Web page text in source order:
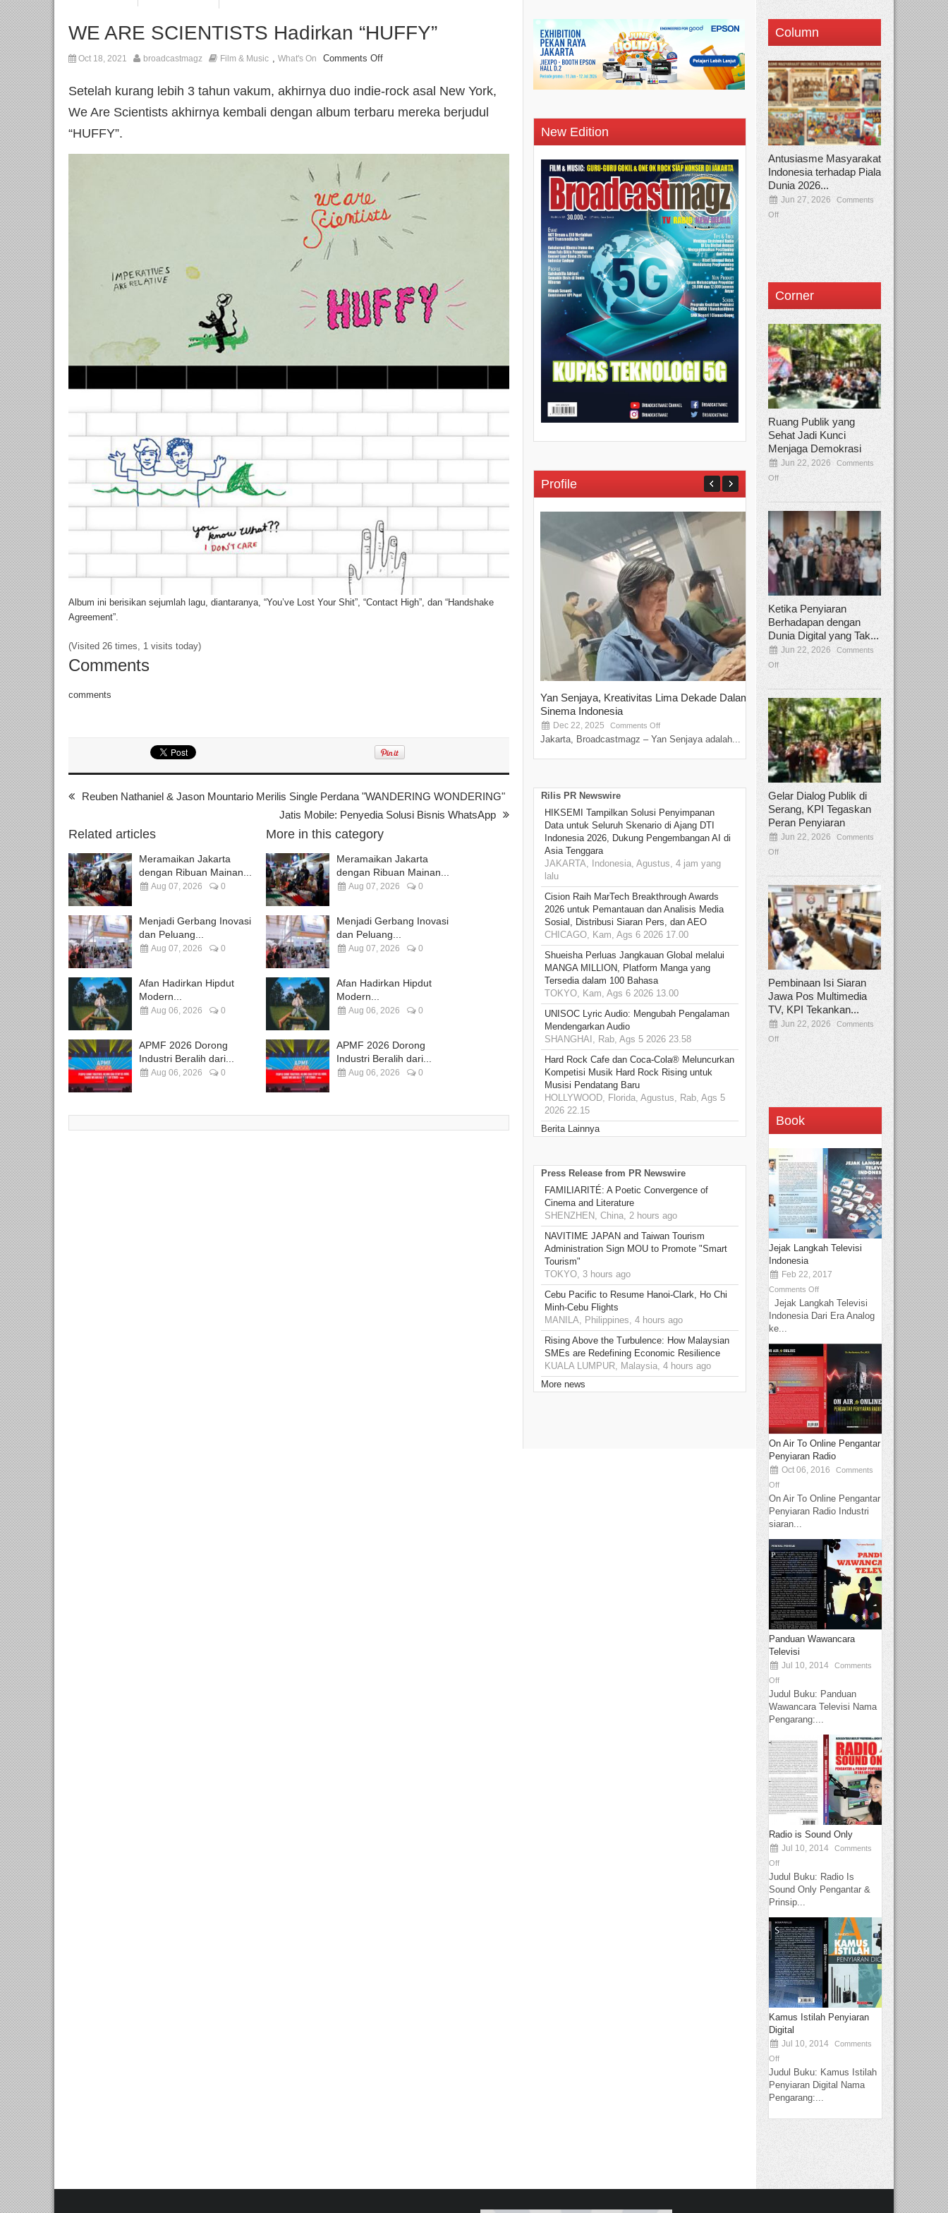
WE ARE SCIENTISTS Hadirkan “HUFFY”
Oct 18, 2021 broadcastmagz Film & Music , What's On Comments Off
Setelah kurang lebih 3 tahun vakum, akhirnya duo indie-rock asal New York,
We Are Scientists akhirnya kembali dengan album terbaru mereka berjudul
“HUFFY”.
Album ini berisikan sejumlah lagu, diantaranya, “You’ve Lost Your Shit”, “Contact High”, dan “Handshake
Agreement”.
(Visited 26 times, 1 visits today)
Comments
comments
Reuben Nathaniel & Jason Mountario Merilis Single Perdana "WANDERING WONDERING"
Jatis Mobile: Penyedia Solusi Bisnis WhatsApp
Related articles
Meramaikan Jakarta
dengan Ribuan Mainan...
Aug 07, 2026 0
Menjadi Gerbang Inovasi
dan Peluang...
Aug 07, 2026 0
Afan Hadirkan Hipdut
Modern...
Aug 06, 2026 0
APMF 2026 Dorong
Industri Beralih dari...
Aug 06, 2026 0
More in this category
Meramaikan Jakarta
dengan Ribuan Mainan...
Aug 07, 2026 0
Menjadi Gerbang Inovasi
dan Peluang...
Aug 07, 2026 0
Afan Hadirkan Hipdut
Modern...
Aug 06, 2026 0
APMF 2026 Dorong
Industri Beralih dari...
Aug 06, 2026 0
New Edition
Profile
Yan Senjaya, Kreativitas Lima Dekade Dalam
Sinema Indonesia
Dec 22, 2025 Comments Off
Jakarta, Broadcastmagz – Yan Senjaya adalah...
Tamee Irelly Menjadi Juri Open
Film Terbaru...
Sep 08, 2025 Comments Off
Bekasi, Broadcastmagz – Dalam upaya
talenta...
Rilis PR Newswire
HIKSEMI Tampilkan Solusi Penyimpanan
Data untuk Seluruh Skenario di Ajang DTI
Indonesia 2026, Dukung Pengembangan AI di
Asia Tenggara
JAKARTA, Indonesia, Agustus, 4 jam yang
lalu
Cision Raih MarTech Breakthrough Awards
2026 untuk Pemantauan dan Analisis Media
Sosial, Distribusi Siaran Pers, dan AEO
CHICAGO, Kam, Ags 6 2026 17.00
Shueisha Perluas Jangkauan Global melalui
MANGA MILLION, Platform Manga yang
Tersedia dalam 100 Bahasa
TOKYO, Kam, Ags 6 2026 13.00
UNISOC Lyric Audio: Mengubah Pengalaman
Mendengarkan Audio
SHANGHAI, Rab, Ags 5 2026 23.58
Hard Rock Cafe dan Coca-Cola® Meluncurkan
Kompetisi Musik Hard Rock Rising untuk
Musisi Pendatang Baru
HOLLYWOOD, Florida, Agustus, Rab, Ags 5
2026 22.15
Berita Lainnya
Press Release from PR Newswire
FAMILIARITÉ: A Poetic Convergence of
Cinema and Literature
SHENZHEN, China, 2 hours ago
NAVITIME JAPAN and Taiwan Tourism
Administration Sign MOU to Promote "Smart
Tourism"
TOKYO, 3 hours ago
Cebu Pacific to Resume Hanoi-Clark, Ho Chi
Minh-Cebu Flights
MANILA, Philippines, 4 hours ago
Rising Above the Turbulence: How Malaysian
SMEs are Redefining Economic Resilience
KUALA LUMPUR, Malaysia, 4 hours ago
More news
Column
Antusiasme Masyarakat
Indonesia terhadap Piala
Dunia 2026...
Jun 27, 2026
Comments
Off
Corner
Ruang Publik yang
Sehat Jadi Kunci
Menjaga Demokrasi
Jun 22, 2026
Comments
Off
Ketika Penyiaran
Berhadapan dengan
Dunia Digital yang Tak...
Jun 22, 2026
Comments
Off
Gelar Dialog Publik di
Serang, KPI Tegaskan
Peran Penyiaran
Jun 22, 2026
Comments
Off
Pembinaan Isi Siaran
Jawa Pos Multimedia
TV, KPI Tekankan...
Jun 22, 2026
Comments
Off
Book
Jejak Langkah Televisi
Indonesia
Feb 22, 2017
Comments Off
Jejak Langkah Televisi
Indonesia Dari Era Analog
ke...
On Air To Online Pengantar
Penyiaran Radio
Oct 06, 2016
Comments
Off
On Air To Online Pengantar
Penyiaran Radio Industri
siaran...
Panduan Wawancara
Televisi
Jul 10, 2014
Comments
Off
Judul Buku: Panduan
Wawancara Televisi Nama
Pengarang:...
Radio is Sound Only
Jul 10, 2014
Comments
Off
Judul Buku: Radio Is
Sound Only Pengantar &
Prinsip...
Kamus Istilah Penyiaran
Digital
Jul 10, 2014
Comments
Off
Judul Buku: Kamus Istilah
Penyiaran Digital Nama
Pengarang:...